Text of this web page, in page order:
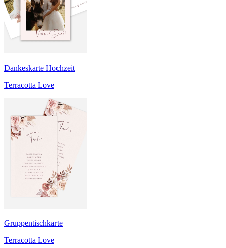
Dankeskarte Hochzeit
Terracotta Love
Gruppentischkarte
Terracotta Love